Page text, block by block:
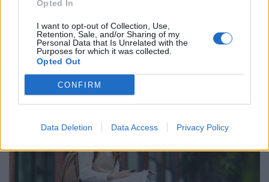
Opted In
I want to opt-out of Collection, Use,
Retention, Sale, and/or Sharing of my
Personal Data that Is Unrelated with the
Purposes for which it was collected.
Opted Out
CONFIRM
Data Deletion Data Access Privacy Policy
El vannak tévedve a mai diákok? Sokan már
csak így hajlandók dolgozni: elképesztő,
milyen elvárásaik vannak
A diákok által legfontosabbnak tartott készségek között
továbbra is a kommunikáció, a problémamegoldás és a
kritikus gondolkodás vezet.